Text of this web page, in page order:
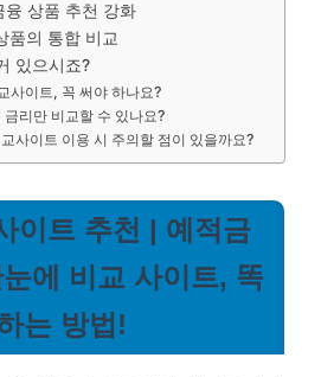
융 상품 추천 강화
품의 통합 비교
있으시죠?
사이트, 꼭 써야 하나요?
금리만 비교할 수 있나요?
사이트 이용 시 주의할 점이 있을까요?
이트 추천 | 예적금
에 비교 사이트, 똑
는 방법!